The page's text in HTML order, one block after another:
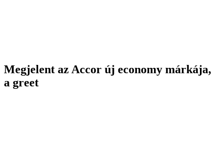
Megjelent az Accor új economy márkája,
a greet